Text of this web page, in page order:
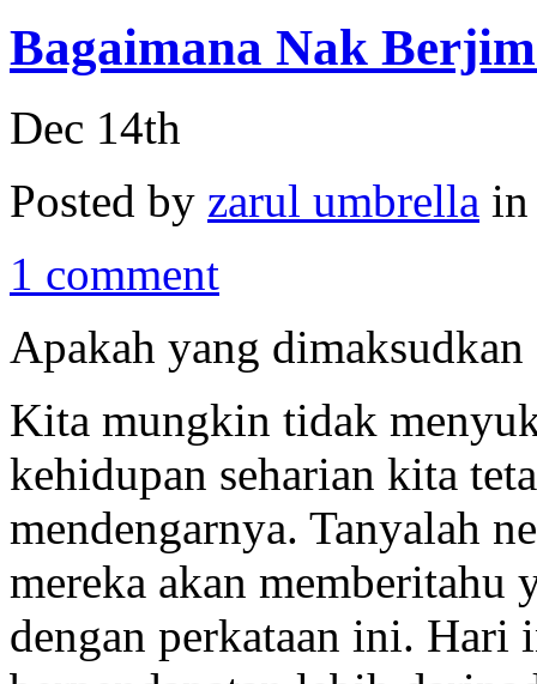
Bagaimana Nak
Dec 14th
Posted by zarul umbrella
1 comment
Apakah yang
Kita mungkin tidak
kehidupan seharian kita
mendengarnya. Tanyalah
mereka akan memberitahu
dengan perkataan ini. Hari